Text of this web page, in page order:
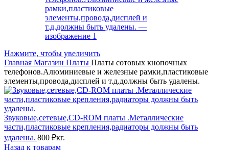
Нажмите, чтобы увеличить
Главная Магазин Платы Платы сотовых кнопочных
телефонов.Алюминиевые и железные рамки,пластиковые
элементы,провода,дисплей и т.д.должны быть удалены.
Звуковые,сетевые,CD-ROM платы .Металлические
части,пластиковые крепления,радиаторы должны быть
удалены. 800 ₽кг.
Назад к товарам